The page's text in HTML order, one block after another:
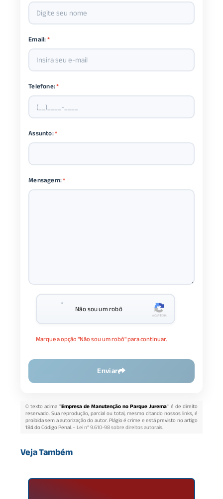
Email:*
Telefone:*
Assunto:*
Mensagem:*
Não sou um robô
Marque a opção "Não sou um robô" para continuar.
Enviar
O texto acima "Empresa de Manutenção no Parque Jurema" é de direito
reservado. Sua reprodução, parcial ou total, mesmo citando nossos links, é
proibida sem a autorização do autor. Plágio é crime e está previsto no artigo
184 do Código Penal. –Lei n° 9.610-98 sobre direitos autorais.
Veja Também